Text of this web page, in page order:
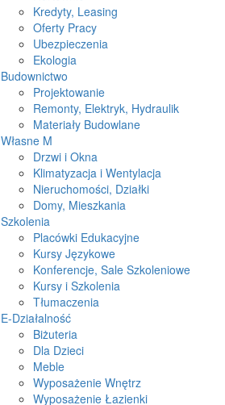
Kredyty, Leasing
Oferty Pracy
Ubezpieczenia
Ekologia
Budownictwo
Projektowanie
Remonty, Elektryk, Hydraulik
Materiały Budowlane
Własne M
Drzwi i Okna
Klimatyzacja i Wentylacja
Nieruchomości, Działki
Domy, Mieszkania
Szkolenia
Placówki Edukacyjne
Kursy Językowe
Konferencje, Sale Szkoleniowe
Kursy i Szkolenia
Tłumaczenia
E-Działalność
Biżuteria
Dla Dzieci
Meble
Wyposażenie Wnętrz
Wyposażenie Łazienki